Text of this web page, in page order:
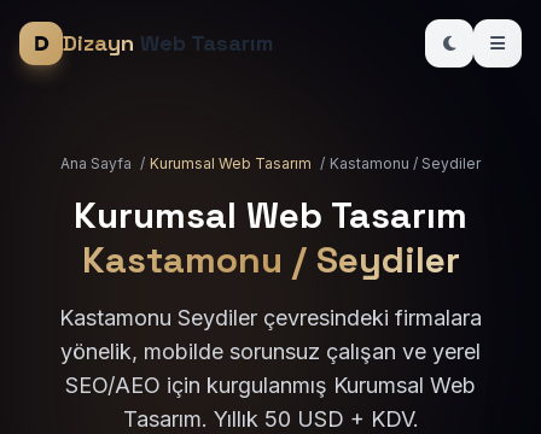
Dizayn Web Tasarım
Ana Sayfa / Kurumsal Web Tasarım / Kastamonu / Seydiler
Kurumsal Web Tasarım
Kastamonu / Seydiler
Kastamonu Seydiler çevresindeki firmalara
yönelik, mobilde sorunsuz çalışan ve yerel
SEO/AEO için kurgulanmış Kurumsal Web
Tasarım. Yıllık 50 USD + KDV.